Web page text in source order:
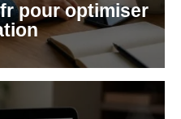
pour optimiser